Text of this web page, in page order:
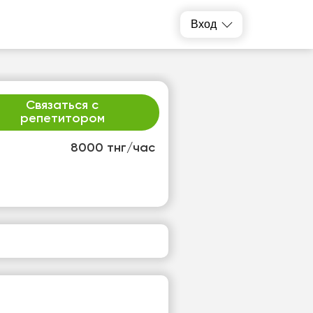
Вход
8000 тнг/час
Связаться с
репетитором
13
свободных